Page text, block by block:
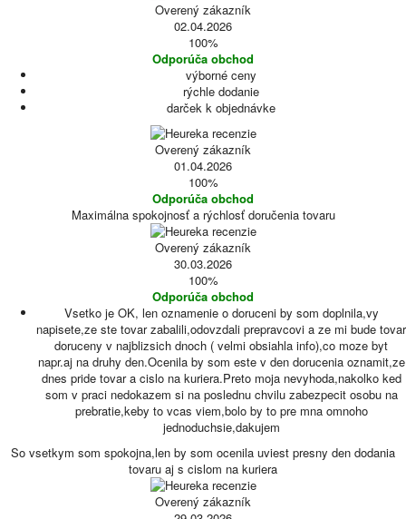
Overený zákazník
02.04.2026
100%
Odporúča obchod
výborné ceny
rýchle dodanie
darček k objednávke
Overený zákazník
01.04.2026
100%
Odporúča obchod
Maximálna spokojnosť a rýchlosť doručenia tovaru
Overený zákazník
30.03.2026
100%
Odporúča obchod
Vsetko je OK, len oznamenie o doruceni by som doplnila,vy
napisete,ze ste tovar zabalili,odovzdali prepravcovi a ze mi bude tovar
doruceny v najblizsich dnoch ( velmi obsiahla info),co moze byt
napr.aj na druhy den.Ocenila by som este v den dorucenia oznamit,ze
dnes pride tovar a cislo na kuriera.Preto moja nevyhoda,nakolko ked
som v praci nedokazem si na poslednu chvilu zabezpecit osobu na
prebratie,keby to vcas viem,bolo by to pre mna omnoho
jednoduchsie,dakujem
So vsetkym som spokojna,len by som ocenila uviest presny den dodania
tovaru aj s cislom na kuriera
Overený zákazník